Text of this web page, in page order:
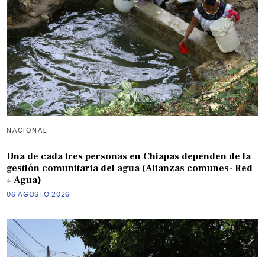
NACIONAL
Una de cada tres personas en Chiapas dependen de la
gestión comunitaria del agua (Alianzas comunes- Red
+ Agua)
06 AGOSTO 2026